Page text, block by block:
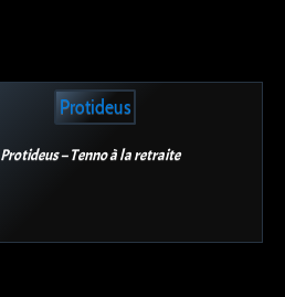
Protideus
Protideus – Tenno à la retraite